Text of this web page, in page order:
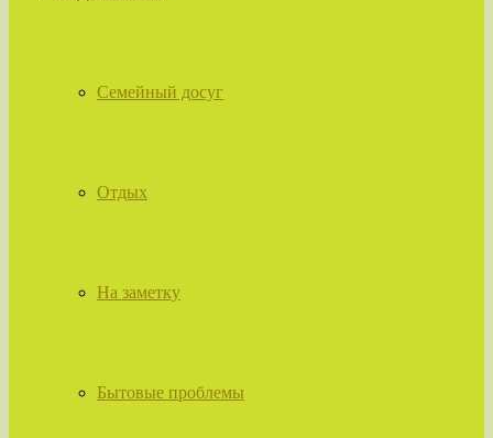
Семейный досуг
Отдых
На заметку
Бытовые проблемы